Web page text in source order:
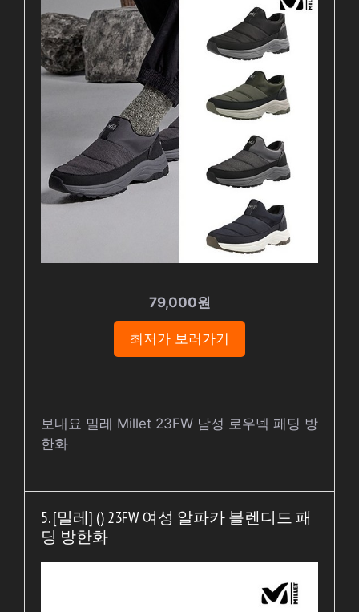
79,000원
최저가 보러가기
보내요 밀레 Millet 23FW 남성 로우넥 패딩 방
한화
5. [밀레] () 23FW 여성 알파카 블렌디드 패
딩 방한화